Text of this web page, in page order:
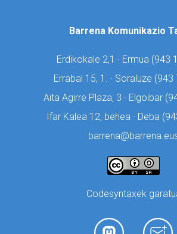
Barrena Komunikazio
Erdikokale 2,1 · Ermua (943
Errabal 15, 1. · Soraluze (943
Aita Agirre Plaza, 3 · Elgoibar (
Ifar Kalea 12, behea · Deba (
Codesyntaxek